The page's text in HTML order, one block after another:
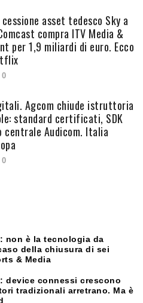
cessione asset tedesco Sky a
compra ITV Media &
per 1,9 miliardi di euro. Ecco
0
Agcom chiude istruttoria
standard certificati, SDK
centrale Audicom. Italia
0
non è la tecnologia da
della chiusura di sei
& Media
device connessi crescono
tradizionali arretrano. Ma è